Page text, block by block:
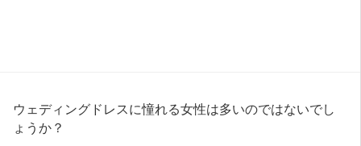
ウェディングドレスに憧れる女性は多いのではないでし
ょうか？